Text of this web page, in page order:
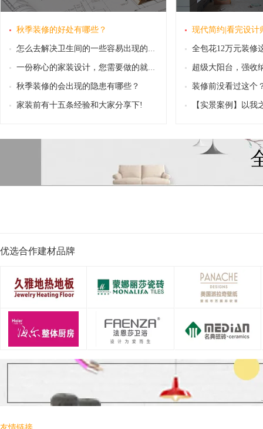
秋季装修的好处有哪些？
怎么去解决卫生间的一些容易出现的问题和隐
一份称心的家装设计，您需要做的就是合理安
秋季装修的会出现的隐患有哪些？
家装前有十五条经验和大家分享下!
优选合作建材品牌